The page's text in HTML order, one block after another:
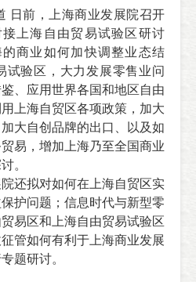
日前，上海商业发展院召开
上海自由贸易试验区研讨
商业如何加快调整业态结
试验区，大力发展零售业问
、应用世界各国和地区自由
上海自贸区各项政策，加大
大自创品牌的出口、以及如
易，增加上海乃至全国商业
。
还拟对如何在上海自贸区实
护问题；信息时代与新型零
易区和上海自由贸易试验区
管如何有利于上海商业发展
题研讨。